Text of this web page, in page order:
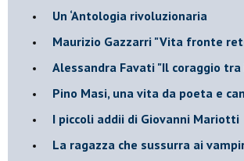
Un ‘Antologia rivoluzionaria
​Maurizio Gazzarri "Vita fronte
​Alessandra Favati "Il coraggio tra
​Pino Masi, una vita da poeta e
​I piccoli addii di Giovanni Mariotti
​La ragazza che sussurra ai